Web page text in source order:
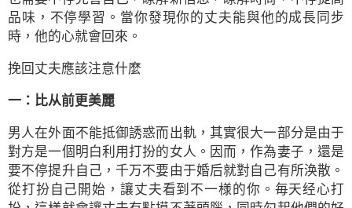
品味，不停學習。當你發現你的丈夫能與他的成長同步
時，他的心就會回來。
挽回丈夫應該注意什麼
一：比从前更美麗
男人在外面不能抵御誘惑而出軌，其實很大一部分是由于
對方是一個明白利用打扮的女人。因而，作為妻子，還是
要不停提升自己，千万不要由于婚后就對自己有所涣散。
從打扮自己開始，讓丈夫看到不一様的你。毎天经心打